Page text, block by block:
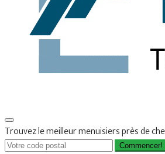
Trouvez le meilleur menuisiers près de
Commencer!